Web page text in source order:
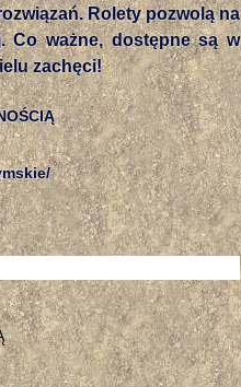
Rolety pozwolą na
Co ważne, dostępne są w
zachęci!